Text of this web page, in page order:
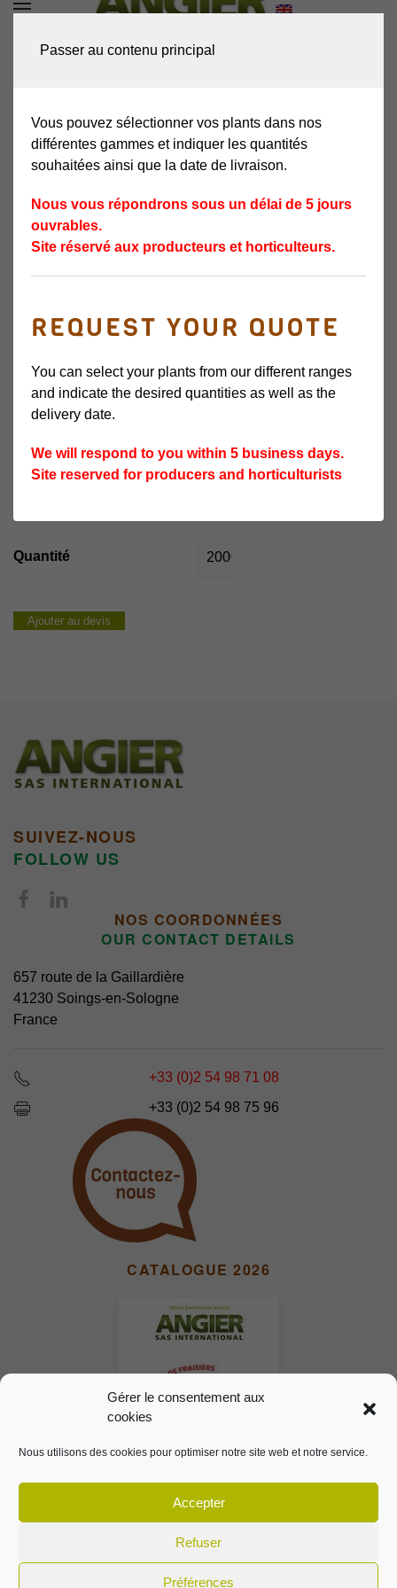
Gérer le consentement aux
cookies
Nous utilisons des cookies pour optimiser notre site web et notre service.
Accepter
Refuser
Préférences
Passer au contenu principal
CRÉNEAU DE PRODUCTION
Ajouter au devis
SUIVEZ-NOUS
FOLLOW US
NOS COORDONNÉES
OUR CONTACT DETAILS
657 route de la Gaillardière
41230 Soings-en-Sologne
France
+33 (0)2 54 98 71 08
+33 (0)2 54 98 75 96
CATALOGUE 2026
DEMANDEZ VOTRE
Vous pouvez sélectionner vos plants dans nos
différentes gammes et indiquer les quantités
souhaitées ainsi que la date de livraison.
Nous vous répondrons sous un délai de 5 jours
ouvrables.
Site réservé aux producteurs et horticulteurs.
REQUEST YOUR QUOTE
You can select your plants from our different ranges
and indicate the desired quantities as well as the
delivery date.
We will respond to you within 5 business days.
Site reserved for producers and horticulturists